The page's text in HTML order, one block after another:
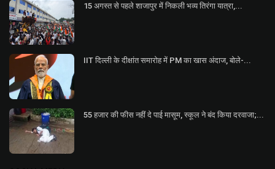
15 अगस्त से पहले शाजापुर में निकली भव्य तिरंगा यात्रा,...
IIT दिल्ली के दीक्षांत समारोह में PM का खास अंदाज, बोले-...
55 हजार की फीस नहीं दे पाई मासूम, स्कूल ने बंद किया दरवाजा;...